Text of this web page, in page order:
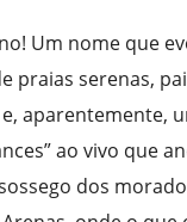
Um nome que
praias serenas,
aparentemente,
ao vivo que
dos